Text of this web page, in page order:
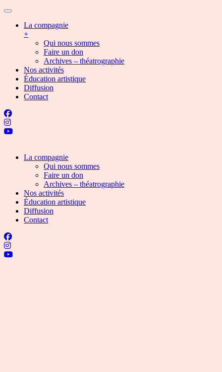
La compagnie
+
Qui nous sommes
Faire un don
Archives – théatrographie
Nos activités
Éducation artistique
Diffusion
Contact
La compagnie
Qui nous sommes
Faire un don
Archives – théatrographie
Nos activités
Éducation artistique
Diffusion
Contact